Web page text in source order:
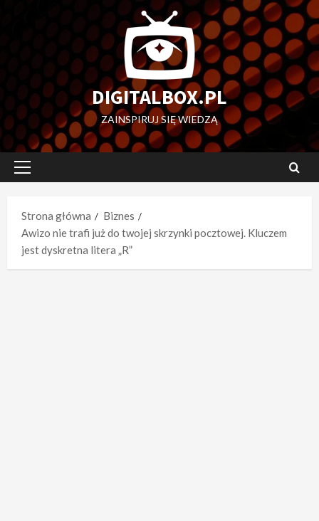
DIGITALBOX.PL
ZAINSPIRUJ SIĘ WIEDZĄ
Menu
Strona główna
Biznes
Awizo nie trafi już do twojej skrzynki pocztowej. Kluczem
jest dyskretna litera „R”